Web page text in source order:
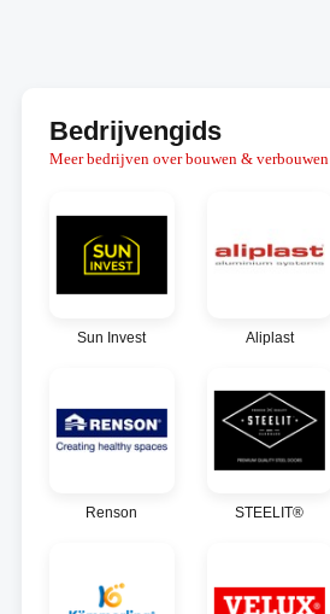
Bedrijvengids
Meer bedrijven over bouwen & verbouwen
Sun Invest Aliplast
Renson STEELIT®